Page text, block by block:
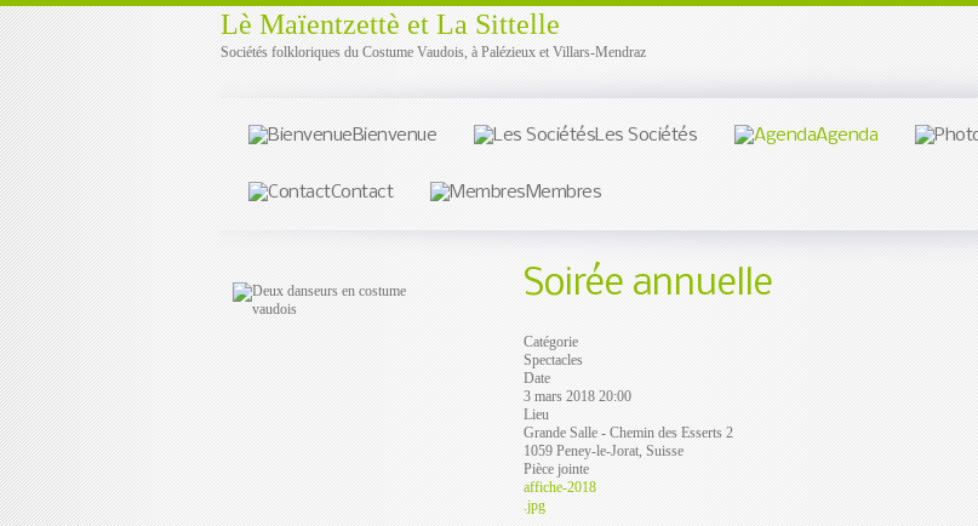
Lè Maïentzettè et La Sittelle
Sociétés folkloriques du Costume Vaudois, à Palézieux et Villars-Mendraz
Bienvenue Les Sociétés Agenda
Contact Membres
Soirée annuelle
Catégorie
Spectacles
Date
3 mars 2018 20:00
Lieu
Grande Salle - Chemin des Esserts 2
1059 Peney-le-Jorat, Suisse
Pièce jointe
affiche-2018
.jpg